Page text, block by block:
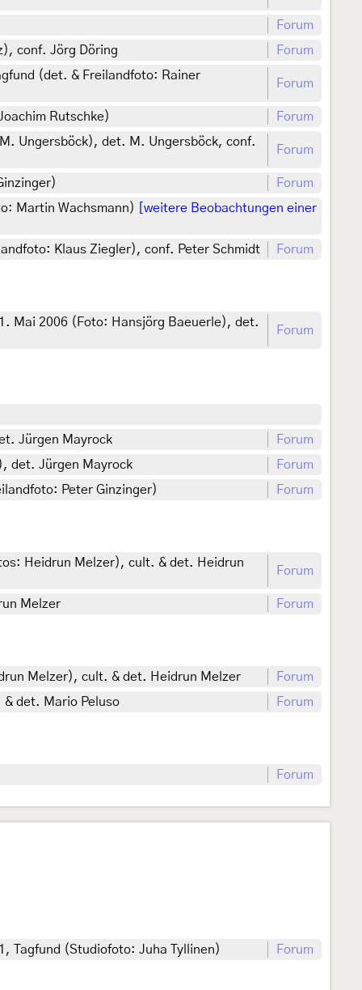
Forum
conf. Jörg Döring
Forum
(det. & Freilandfoto: Rainer
Forum
Rutschke)
Forum
Ungersböck), det. M. Ungersböck, conf.
Forum
Forum
Martin Wachsmann)
[weitere Beobachtungen einer
Klaus Ziegler), conf. Peter Schmidt Forum
Mai 2006 (Foto: Hansjörg Baeuerle), det.
Forum
Jürgen Mayrock
Forum
det. Jürgen Mayrock
Forum
Peter Ginzinger) Forum
Heidrun Melzer), cult. & det. Heidrun
Forum
Melzer Forum
Melzer), cult. & det. Heidrun Melzer
Forum
det. Mario Peluso Forum
Forum
Tagfund (Studiofoto: Juha Tyllinen) Forum